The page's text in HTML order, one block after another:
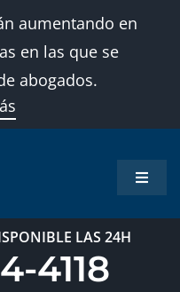
aumentando en
en las que se
abogados.
Toggle
Inicio
LAS 24H
4118